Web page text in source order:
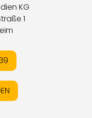
KG
1